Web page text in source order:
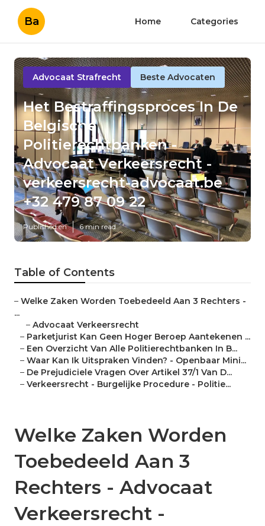
Ba Home Categories
Advocaat Strafrecht Beste Advocaten
Het Bestraffingsproces In De
Belgische
Politierechtbanken -
Advocaat Verkeersrecht -
verkeersrecht-advocaat.be
+32 479 87 09 22
Published en 6 min read
Table of Contents
– Welke Zaken Worden Toebedeeld Aan 3 Rechters -
...
– Advocaat Verkeersrecht
– Parketjurist Kan Geen Hoger Beroep Aantekenen ...
– Een Overzicht Van Alle Politierechtbanken In B...
– Waar Kan Ik Uitspraken Vinden? - Openbaar Mini...
– De Prejudiciele Vragen Over Artikel 37/1 Van D...
– Verkeersrecht - Burgelijke Procedure - Politie...
Welke Zaken Worden
Toebedeeld Aan 3
Rechters - Advocaat
Verkeersrecht -